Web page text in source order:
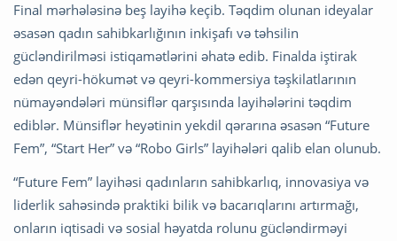
Final mərhələsinə beş layihə keçib. Təqdim olunan ideyalar
əsasən qadın sahibkarlığının inkişafı və təhsilin
gücləndirilməsi istiqamətlərini əhatə edib. Finalda iştirak
edən qeyri-hökumət və qeyri-kommersiya təşkilatlarının
nümayəndələri münsiflər qarşısında layihələrini təqdim
ediblər. Münsiflər heyətinin yekdil qərarına əsasən “Future
Fem”, “Start Her” və “Robo Girls” layihələri qalib elan olunub.
“Future Fem” layihəsi qadınların sahibkarlıq, innovasiya və
liderlik sahəsində praktiki bilik və bacarıqlarını artırmağı,
onların iqtisadi və sosial həyatda rolunu gücləndirməyi